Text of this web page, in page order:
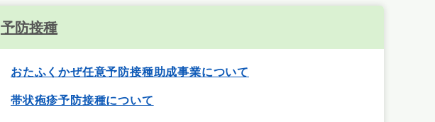
予防接種
おたふくかぜ任意予防接種助成事業について
帯状疱疹予防接種について